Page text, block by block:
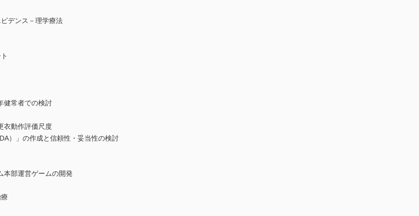
デンス－理学療法
健常者での検討
衣動作評価尺度
）」の作成と信頼性・妥当性の検討
本部運営ゲームの開発